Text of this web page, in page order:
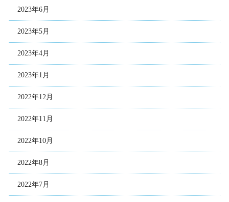
2023年6月
2023年5月
2023年4月
2023年1月
2022年12月
2022年11月
2022年10月
2022年8月
2022年7月